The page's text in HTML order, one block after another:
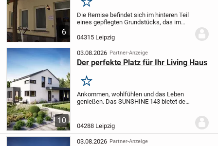
6
Merken
Die Remise befindet sich im hinteren Teil
eines gepflegten Grundstücks, das im
Gründerzeit stammenden
Mehrfamilienhaus bebaut ist. Die Remise
wird zurzeit als Café...
04315 Leipzig
10
03.08.2026 Partner-Anzeige
Der perfekte Platz für Ihr Living Haus
Merken
Ankommen, wohlfühlen und das Leben
genießen. Das SUNSHINE 143 bietet den
Wärme. Der großzügige Wohn-, Ess- und
Küchenbereich...
04288 Leipzig
03.08.2026 Partner-Anzeige